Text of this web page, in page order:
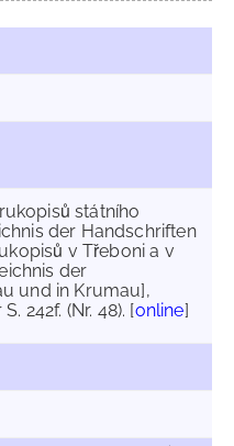
státního
der Handschriften
v Třeboni a v
der
und in Krumau],
242f. (Nr. 48). [online]